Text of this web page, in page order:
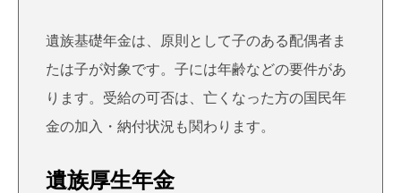
遺族基礎年金は、原則として子のある配偶者ま
たは子が対象です。子には年齢などの要件があ
ります。受給の可否は、亡くなった方の国民年
金の加入・納付状況も関わります。
遺族厚生年金